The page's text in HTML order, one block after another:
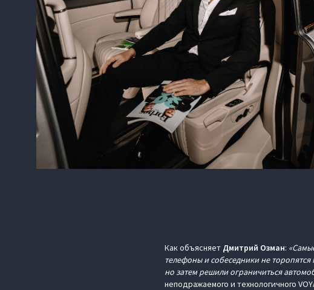
Как объясняет Дмитрий Озман:
телефоны и собеседники не
но затем решили ограничиться
неподражаемого и технологичного